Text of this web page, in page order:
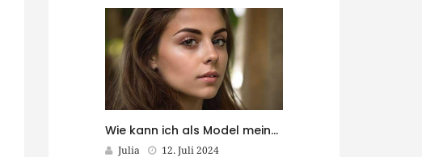
Wie kann ich als Model meine Fähigkeiten kontinuierlich weiterentwickeln?
Julia 12. Juli 2024